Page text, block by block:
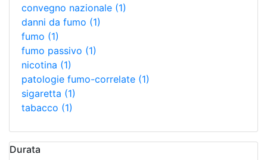
convegno nazionale (1)
danni da fumo (1)
fumo (1)
fumo passivo (1)
nicotina (1)
patologie fumo-correlate (1)
sigaretta (1)
tabacco (1)
Durata